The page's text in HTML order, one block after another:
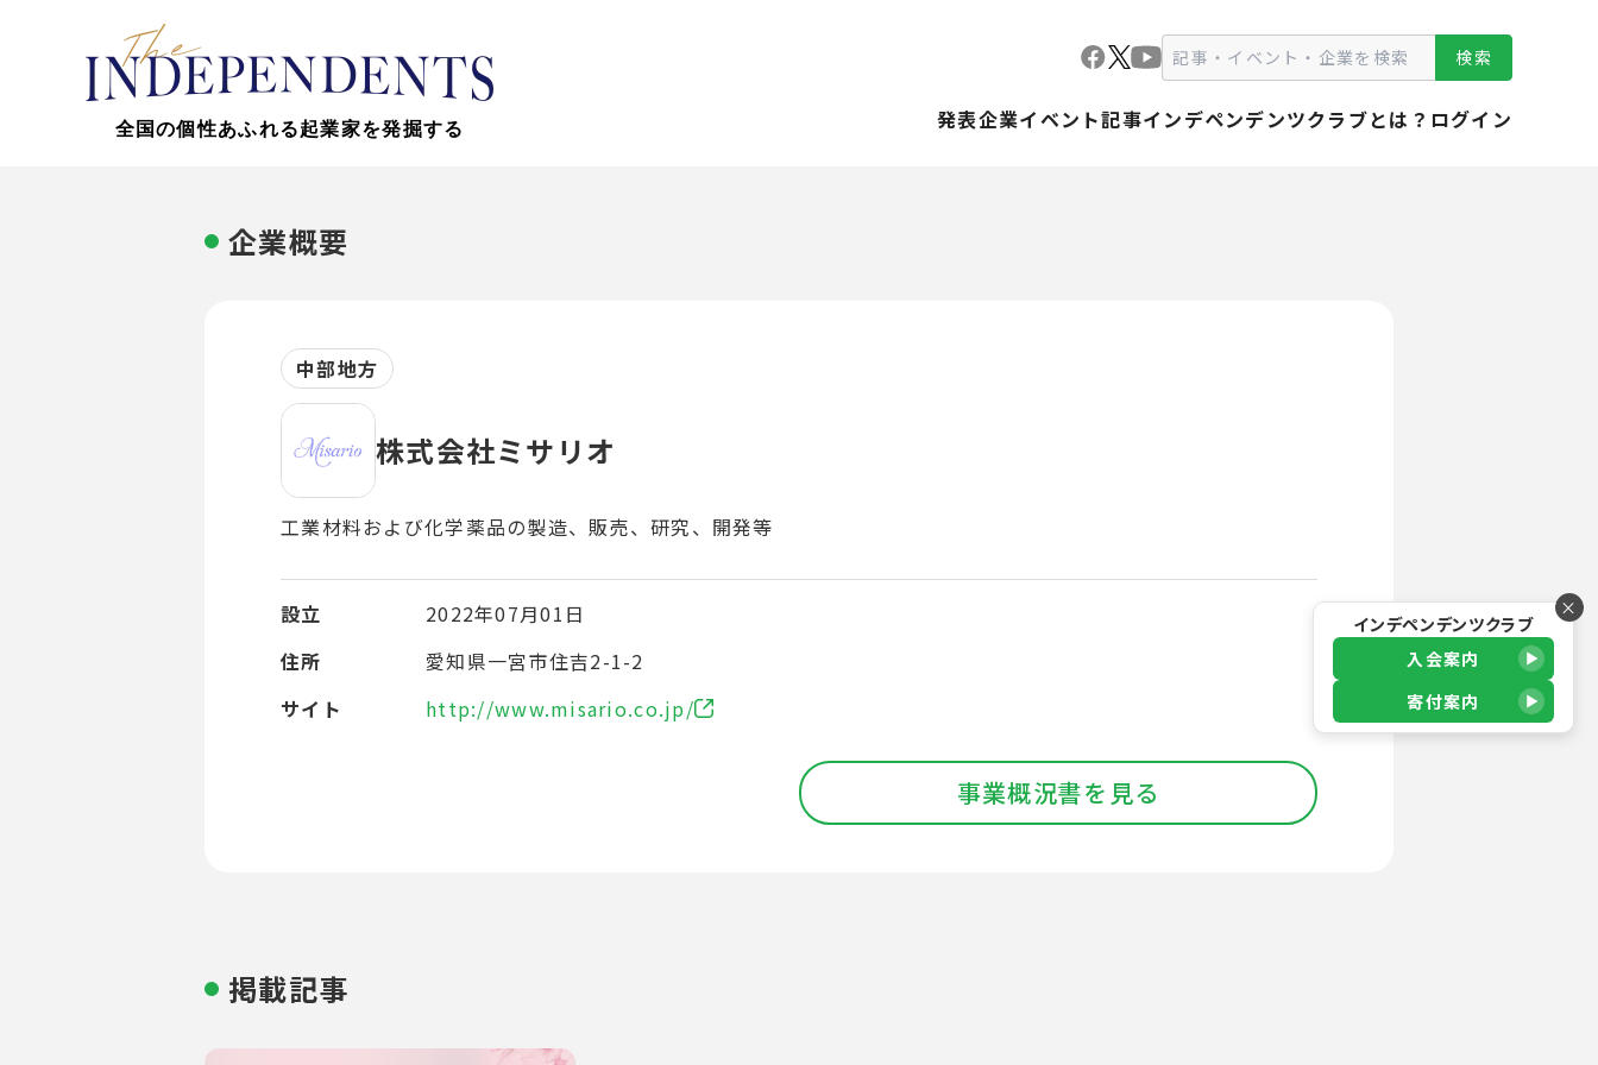
全国の個性あふれる起業家を発掘する
検索
発表企業イベント記事インデペンデンツクラブとは？ ログイン
企業概要
中部地方
株式会社ミサリオ
工業材料および化学薬品の製造、販売、研究、開発等
設立
2022年07月01日
住所
愛知県一宮市住吉2-1-2
サイト
http://www.misario.co.jp/
事業概況書を見る
掲載記事
×
インデペンデンツクラブ
入会案内
寄付案内